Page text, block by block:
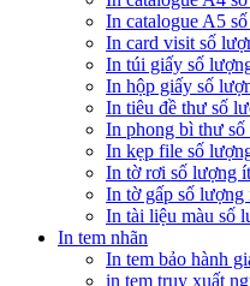
In catalogue A5
In card visit số
In túi giấy số
In hộp giấy số
In tiêu đề thư số
In phong bì thư
In kẹp file số
In tờ rơi số lượng ít
In tờ gấp số lượng
In tài liệu màu số
In tem nhãn
In tem bảo hành
in tem truy xuất